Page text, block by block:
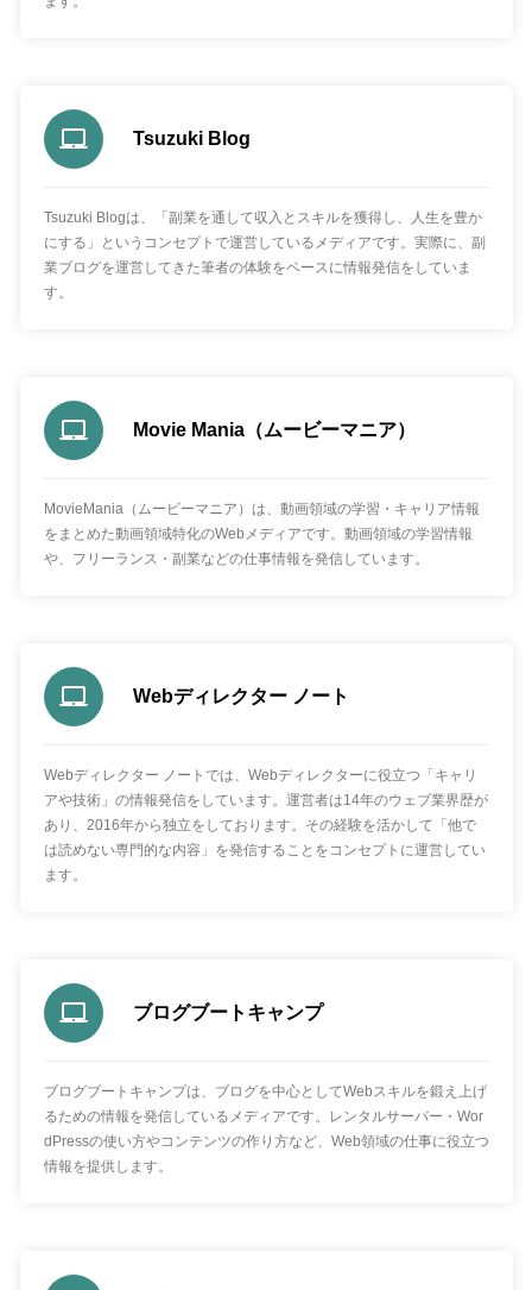
Tsuzuki Blog
Tsuzuki Blogは、「副業を通して収入とスキルを獲得し、人生を豊か
にする」というコンセプトで運営しているメディアです。実際に、副
業ブログを運営してきた筆者の体験をベースに情報発信をしていま
す。
Movie Mania（ムービーマニア）
MovieMania（ムービーマニア）は、動画領域の学習・キャリア情報
をまとめた動画領域特化のWebメディアです。動画領域の学習情報
や、フリーランス・副業などの仕事情報を発信しています。
Webディレクター ノート
Webディレクター ノートでは、Webディレクターに役立つ「キャリ
アや技術」の情報発信をしています。運営者は14年のウェブ業界歴が
あり、2016年から独立をしております。その経験を活かして「他で
は読めない専門的な内容」を発信することをコンセプトに運営してい
ます。
ブログブートキャンプ
ブログブートキャンプは、ブログを中心としてWebスキルを鍛え上げ
るための情報を発信しているメディアです。レンタルサーバー・Wor
dPressの使い方やコンテンツの作り方など、Web領域の仕事に役立つ
情報を提供します。